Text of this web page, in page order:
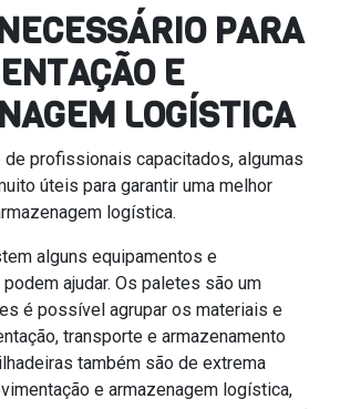
PARA
E
LOGÍSTICA
profissionais capacitados, algumas
úteis para garantir uma melhor
logística.
alguns equipamentos e
ajudar. Os paletes são um
é possível agrupar os materiais e
transporte e armazenamento
também são de extrema
e armazenagem logística,